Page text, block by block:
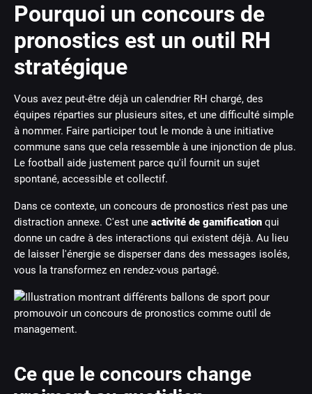
Pourquoi un concours de
pronostics est un outil RH
stratégique
Vous avez peut-être déjà un calendrier RH chargé, des
équipes réparties sur plusieurs sites, et une difficulté simple
à nommer. Faire participer tout le monde à une initiative
commune sans que cela ressemble à une injonction de plus.
Le football aide justement parce qu'il fournit un sujet
spontané, accessible et collectif.
Dans ce contexte, un concours de pronostics n'est pas une
distraction annexe. C'est une activité de gamification qui
donne un cadre à des interactions qui existent déjà. Au lieu
de laisser l'énergie se disperser dans des messages isolés,
vous la transformez en rendez-vous partagé.
Ce que le concours change